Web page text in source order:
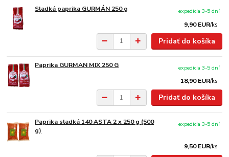
Sladká paprika GURMÁN 250 g
9,90 EUR/ks
expedícia 3-5 dní
Pridať do košíka
Paprika GURMAN MIX 250 G
18,90 EUR/ks
expedícia 3-5 dní
Pridať do košíka
Paprika sladká 140 ASTA 2 x 250 g (500
g)
9,50 EUR/ks
expedícia 3-5 dní